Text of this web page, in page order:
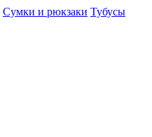
Сумки и рюкзаки Тубусы